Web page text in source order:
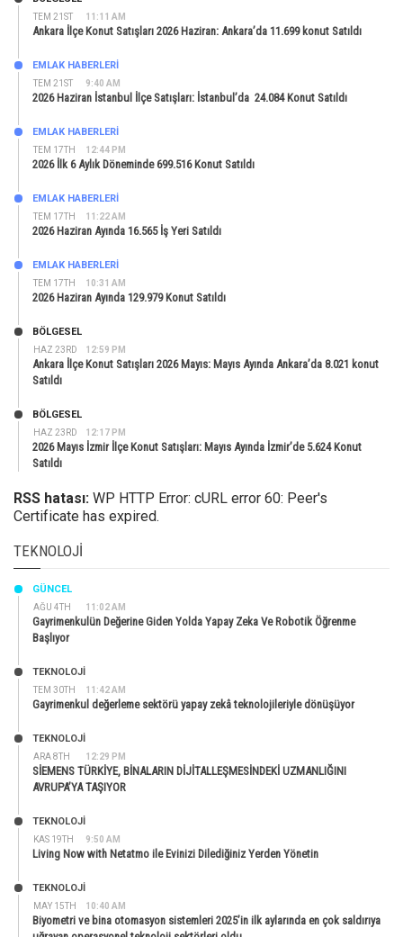
TEM 21ST 11:11 AM
Ankara İlçe Konut Satışları 2026 Haziran: Ankara’da 11.699 konut Satıldı
TEM 21ST 9:40 AM
EMLAK HABERLERI
2026 Haziran İstanbul İlçe Satışları: İstanbul’da 24.084 Konut Satıldı
TEM 17TH 12:44 PM
EMLAK HABERLERI
2026 İlk 6 Aylık Döneminde 699.516 Konut Satıldı
TEM 17TH 11:22 AM
EMLAK HABERLERI
2026 Haziran Ayında 16.565 İş Yeri Satıldı
TEM 17TH 10:31 AM
EMLAK HABERLERI
2026 Haziran Ayında 129.979 Konut Satıldı
HAZ 23RD 12:59 PM
BÖLGESEL
Ankara İlçe Konut Satışları 2026 Mayıs: Mayıs Ayında Ankara’da 8.021 konut
Satıldı
HAZ 23RD 12:17 PM
BÖLGESEL
2026 Mayıs İzmir İlçe Konut Satışları: Mayıs Ayında İzmir’de 5.624 Konut
Satıldı
RSS hatası: WP HTTP Error: cURL error 60: Peer's
Certificate has expired.
TEKNOLOJI
AĞU 4TH 11:02 AM
GÜNCEL
Gayrimenkulün Değerine Giden Yolda Yapay Zeka Ve Robotik Öğrenme
Başlıyor
TEM 30TH 11:42 AM
TEKNOLOJİ
Gayrimenkul değerleme sektörü yapay zekâ teknolojileriyle dönüşüyor
ARA 8TH 12:29 PM
TEKNOLOJİ
SİEMENS TÜRKİYE, BİNALARIN DİJİTALLEŞMESİNDEKİ UZMANLIĞINI
AVRUPA’YA TAŞIYOR
KAS 19TH 9:50 AM
TEKNOLOJİ
Living Now with Netatmo ile Evinizi Dilediğiniz Yerden Yönetin
MAY 15TH 10:40 AM
TEKNOLOJİ
Biyometri ve bina otomasyon sistemleri 2025’in ilk aylarında en çok saldırıya